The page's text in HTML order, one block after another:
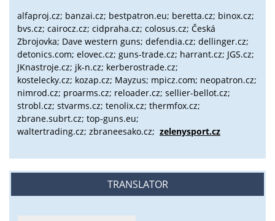
alfaproj.cz; banzai.cz; bestpatron.eu; beretta.cz; binox.cz;
bvs.cz; cairocz.cz; cidpraha.cz; colosus.cz; Česká
Zbrojovka; Dave western guns; defendia.cz; dellinger.cz;
detonics.com; elovec.cz; guns-trade.cz; harrant.cz; JGS.cz;
JKnastroje.cz; jk-n.cz; kerberostrade.cz;
kostelecky.cz; kozap.cz; Mayzus; mpicz.com; neopatron.cz;
nimrod.cz; proarms.cz; reloader.cz; sellier-bellot.cz;
strobl.cz; stvarms.cz; tenolix.cz; thermfox.cz;
zbrane.subrt.cz; top-guns.eu;
waltertrading.cz; zbraneesako.cz; zelenysport.cz
TRANSLATOR